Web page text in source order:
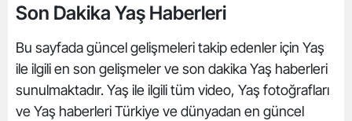
Son Dakika Yaş Haberleri
Bu sayfada güncel gelişmeleri takip edenler için Yaş
ile ilgili en son gelişmeler ve son dakika Yaş haberleri
sunulmaktadır. Yaş ile ilgili tüm video, Yaş fotoğrafları
ve Yaş haberleri Türkiye ve dünyadan en güncel